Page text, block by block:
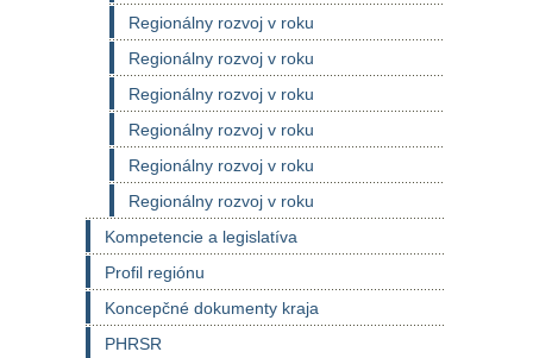
Regionálny rozvoj v roku
Regionálny rozvoj v roku
Regionálny rozvoj v roku
Regionálny rozvoj v roku
Regionálny rozvoj v roku
Regionálny rozvoj v roku
Kompetencie a legislatíva
Profil regiónu
Koncepčné dokumenty kraja
PHRSR